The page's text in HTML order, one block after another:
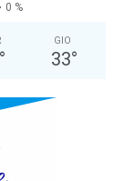
0 %
°
GIO
33°